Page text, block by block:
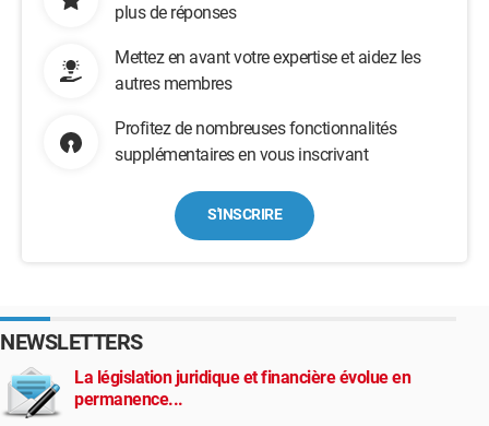
plus de réponses
Mettez en avant votre expertise et aidez les
autres membres
Profitez de nombreuses fonctionnalités
supplémentaires en vous inscrivant
S'INSCRIRE
NEWSLETTERS
La législation juridique et financière évolue en
permanence...